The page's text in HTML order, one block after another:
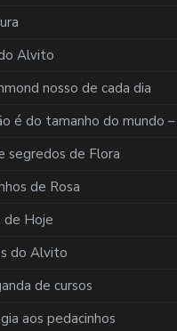
Alvito
nosso de cada dia
é do tamanho do mundo
segredos de Flora
de Rosa
de Hoje
do Alvito
de cursos
aos pedacinhos